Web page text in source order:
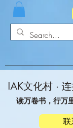
IAK文化村 ·
读万卷书，行万
联